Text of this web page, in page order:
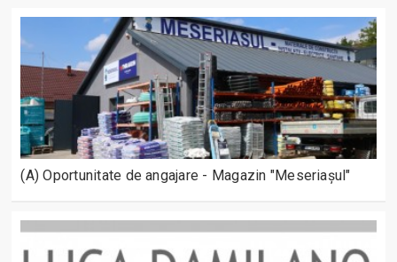
(A) Oportunitate de angajare - Magazin "Meseriașul"